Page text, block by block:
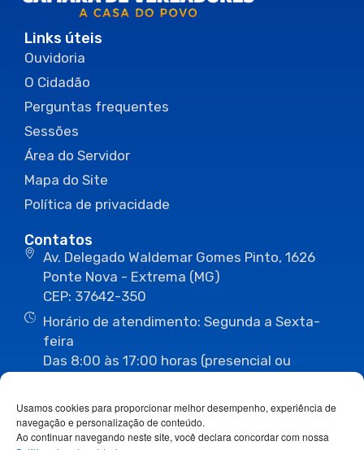
Usamos cookies para proporcionar melhor desempenho, experiência de
navegação e personalização de conteúdo.
Ao continuar navegando neste site, você declara concordar com nossa
Links úteis
Ouvidoria
O Cidadão
Perguntas frequentes
Sessões
Área do Servidor
Mapa do Site
Política de privacidade
Contatos
Av. Delegado Waldemar Gomes Pinto, 1626
Ponte Nova - Extrema (MG)
CEP: 37642-350
Horário de atendimento: Segunda a Sexta-
feira
Das 8:00 às 17:00 horas (presencial ou
(35) 3435-1112 (35) 3435-3063
ouvidoria@camaraextrema.mg.gov.br
imprensa@camaraextrema.mg.gov.br